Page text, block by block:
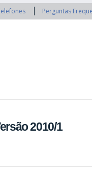
Perguntas
2010/1